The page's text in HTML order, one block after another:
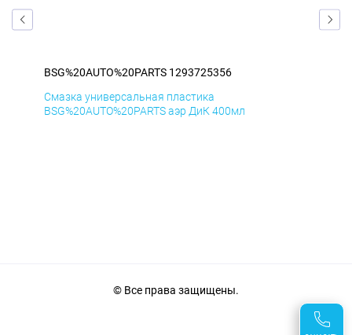
BSG%20AUTO%20PARTS 1293725356
Смазка универсальная пластика
BSG%20AUTO%20PARTS аэр ДиК 400мл
© Все права защищены.